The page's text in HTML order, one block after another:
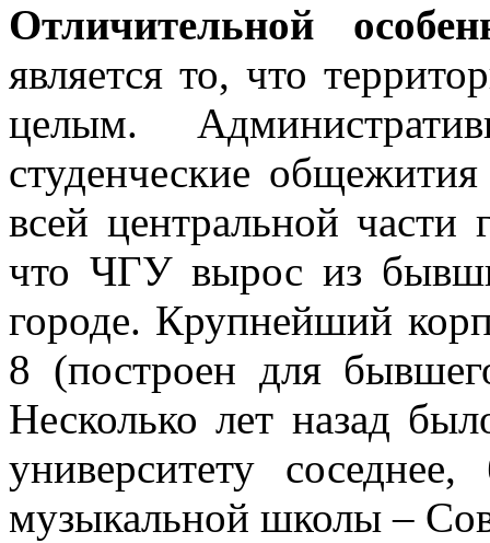
Отличительной
является то, что
целым.
студенческие
всей центральной части
что ЧГУ вырос из
городе. Крупнейший
8 (построен для
Несколько лет назад
университету
музыкальной школы –